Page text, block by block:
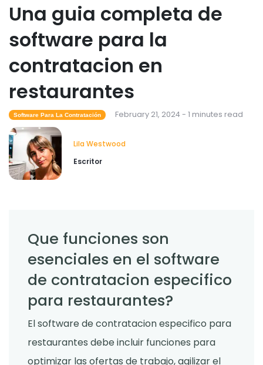
Una guia completa de
software para la
contratacion en
restaurantes
Software Para La Contratación February 21, 2024 - 1 minutes read
Lila Westwood
Escritor
Que funciones son
esenciales en el software
de contratacion especifico
para restaurantes?
El software de contratacion especifico para
restaurantes debe incluir funciones para
optimizar las ofertas de trabajo, agilizar el